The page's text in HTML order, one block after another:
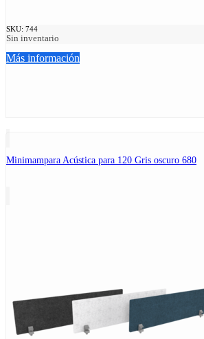
SKU: 744
Sin inventario
Más información
Minimampara Acústica para 120 Gris oscuro 680